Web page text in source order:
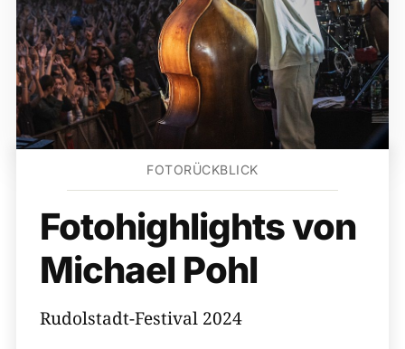
FOTORÜCKBLICK
Fotohighlights von
Michael Pohl
Rudolstadt-Festival 2024